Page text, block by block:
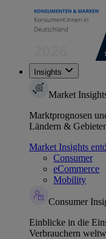
Insights
Market
Marktprognosen
Ländern &
Market Insights
Consumer
eCommerce
Mobility
Consumer
Einblicke in die
Verbrauchern